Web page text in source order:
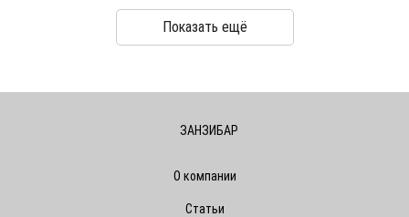
Показать ещё
ЗАНЗИБАР
О компании
Статьи